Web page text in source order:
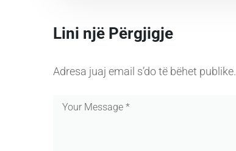
Lini një Përgjigje
Adresa juaj email s’do të bëhet publike.